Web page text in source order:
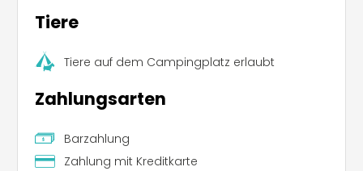
Tiere
Tiere auf dem Campingplatz erlaubt
Zahlungsarten
Barzahlung
Zahlung mit Kreditkarte